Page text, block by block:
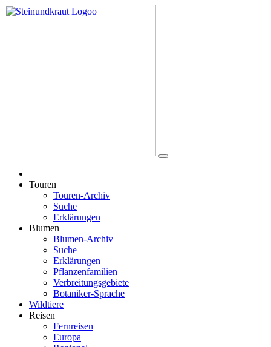
Touren
Touren-Archiv
Suche
Erklärungen
Blumen
Blumen-Archiv
Suche
Erklärungen
Pflanzenfamilien
Verbreitungsgebiete
Botaniker-Sprache
Wildtiere
Reisen
Fernreisen
Europa